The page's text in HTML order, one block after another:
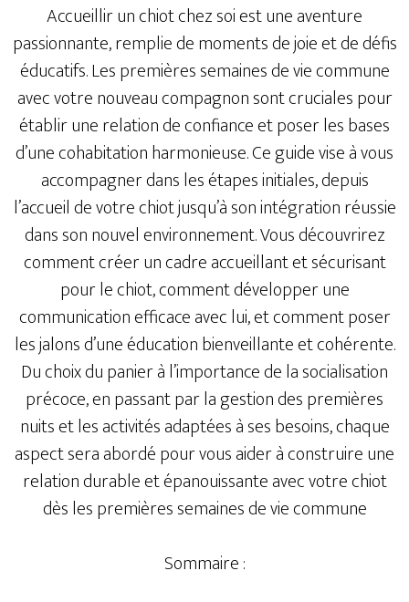
Accueillir un chiot chez soi est une aventure
passionnante, remplie de moments de joie et de défis
éducatifs. Les premières semaines de vie commune
avec votre nouveau compagnon sont cruciales pour
établir une relation de confiance et poser les bases
d’une cohabitation harmonieuse. Ce guide vise à vous
accompagner dans les étapes initiales, depuis
l’accueil de votre chiot jusqu’à son intégration réussie
dans son nouvel environnement. Vous découvrirez
comment créer un cadre accueillant et sécurisant
pour le chiot, comment développer une
communication efficace avec lui, et comment poser
les jalons d’une éducation bienveillante et cohérente.
Du choix du panier à l’importance de la socialisation
précoce, en passant par la gestion des premières
nuits et les activités adaptées à ses besoins, chaque
aspect sera abordé pour vous aider à construire une
relation durable et épanouissante avec votre chiot​​
dès les premières semaines de vie commune
Sommaire :